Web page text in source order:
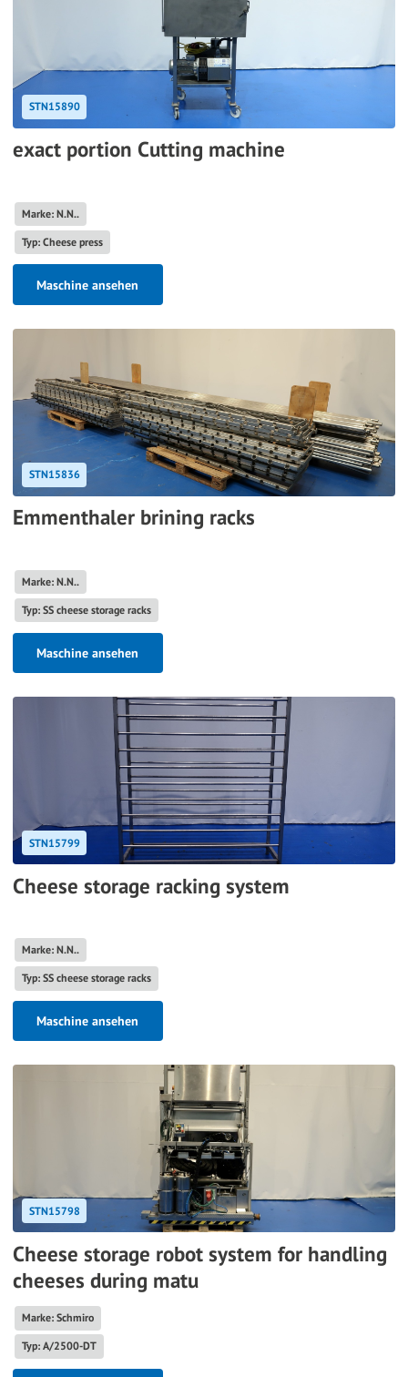
STN15890
exact portion Cutting machine
Marke: N.N..
Typ: Cheese press
Maschine ansehen
STN15836
Emmenthaler brining racks
Marke: N.N..
Typ: SS cheese storage racks
Maschine ansehen
STN15799
Cheese storage racking system
Marke: N.N..
Typ: SS cheese storage racks
Maschine ansehen
STN15798
Cheese storage robot system for handling
cheeses during matu
Marke: Schmiro
Typ: A/2500-DT